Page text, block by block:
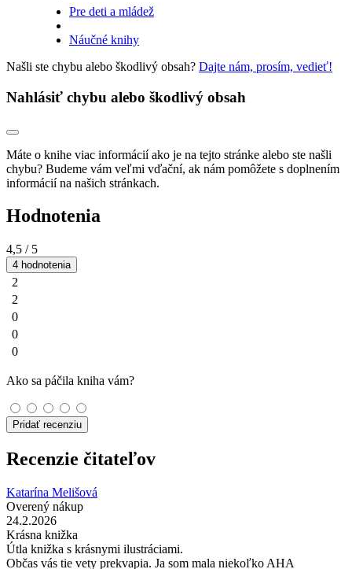
Pre deti a mládež
Náučné knihy
Našli ste chybu alebo škodlivý obsah? Dajte nám, prosím, vedieť!
Nahlásiť chybu alebo škodlivý obsah
Máte o knihe viac informácií ako je na tejto stránke alebo ste našli
chybu? Budeme vám veľmi vďační, ak nám pomôžete s doplnením
informácií na našich stránkach.
Hodnotenia
4,5 / 5
4 hodnotenia
2
2
0
0
0
Ako sa páčila kniha vám?
Pridať recenziu
Recenzie čitateľov
Katarína Melišová
Overený nákup
24.2.2026
Krásna knižka
Útla knižka s krásnymi ilustráciami.
Občas vás tie vety prekvapia. Ja som mala niekoľko AHA